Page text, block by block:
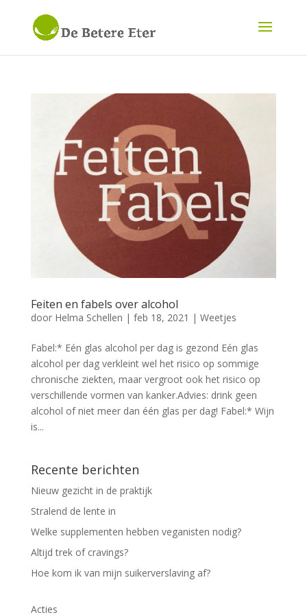
Feiten en fabels over alcohol
door Helma Schellen | feb 18, 2021 | Weetjes
Fabel:* Eén glas alcohol per dag is gezond Eén glas
alcohol per dag verkleint wel het risico op sommige
chronische ziekten, maar vergroot ook het risico op
verschillende vormen van kanker.Advies: drink geen
alcohol of niet meer dan één glas per dag! Fabel:* Wijn
is...
Recente berichten
Nieuw gezicht in de praktijk
Stralend de lente in
Welke supplementen hebben veganisten nodig?
Altijd trek of cravings?
Hoe kom ik van mijn suikerverslaving af?
Acties